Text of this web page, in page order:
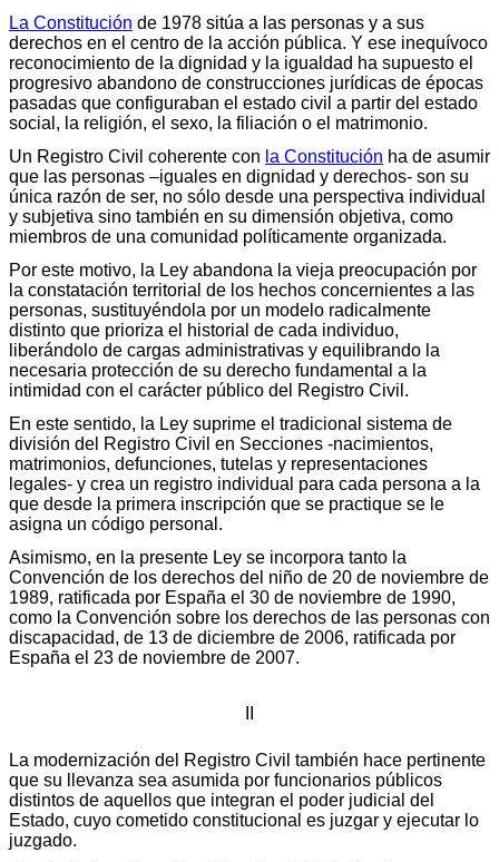
La Constitución de 1978 sitúa a las personas y a sus
derechos en el centro de la acción pública. Y ese inequívoco
reconocimiento de la dignidad y la igualdad ha supuesto el
progresivo abandono de construcciones jurídicas de épocas
pasadas que configuraban el estado civil a partir del estado
social, la religión, el sexo, la filiación o el matrimonio.
Un Registro Civil coherente con la Constitución ha de asumir
que las personas –iguales en dignidad y derechos- son su
única razón de ser, no sólo desde una perspectiva individual
y subjetiva sino también en su dimensión objetiva, como
miembros de una comunidad políticamente organizada.
Por este motivo, la Ley abandona la vieja preocupación por
la constatación territorial de los hechos concernientes a las
personas, sustituyéndola por un modelo radicalmente
distinto que prioriza el historial de cada individuo,
liberándolo de cargas administrativas y equilibrando la
necesaria protección de su derecho fundamental a la
intimidad con el carácter público del Registro Civil.
En este sentido, la Ley suprime el tradicional sistema de
división del Registro Civil en Secciones -nacimientos,
matrimonios, defunciones, tutelas y representaciones
legales- y crea un registro individual para cada persona a la
que desde la primera inscripción que se practique se le
asigna un código personal.
Asimismo, en la presente Ley se incorpora tanto la
Convención de los derechos del niño de 20 de noviembre de
1989, ratificada por España el 30 de noviembre de 1990,
como la Convención sobre los derechos de las personas con
discapacidad, de 13 de diciembre de 2006, ratificada por
España el 23 de noviembre de 2007.
La modernización del Registro Civil también hace pertinente
que su llevanza sea asumida por funcionarios públicos
distintos de aquellos que integran el poder judicial del
Estado, cuyo cometido constitucional es juzgar y ejecutar lo
juzgado.